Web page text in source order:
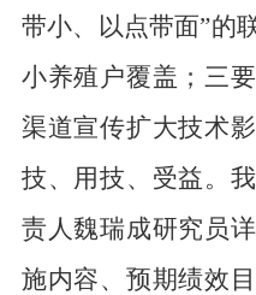
带小、以点带面”的
小养殖户覆盖；三
渠道宣传扩大技术
技、用技、受益。
责人魏瑞成研究员
施内容、预期绩效